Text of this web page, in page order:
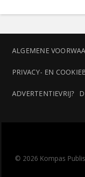
ALGEMENE
PRIVACY- EN
ADVERTENTIEVRIJ?
© 2026 Kompas